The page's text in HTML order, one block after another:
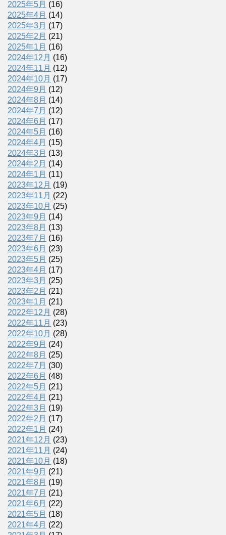
2025年5月 (16)
2025年4月 (14)
2025年3月 (17)
2025年2月 (21)
2025年1月 (16)
2024年12月 (16)
2024年11月 (12)
2024年10月 (17)
2024年9月 (12)
2024年8月 (14)
2024年7月 (12)
2024年6月 (17)
2024年5月 (16)
2024年4月 (15)
2024年3月 (13)
2024年2月 (14)
2024年1月 (11)
2023年12月 (19)
2023年11月 (22)
2023年10月 (25)
2023年9月 (14)
2023年8月 (13)
2023年7月 (16)
2023年6月 (23)
2023年5月 (25)
2023年4月 (17)
2023年3月 (25)
2023年2月 (21)
2023年1月 (21)
2022年12月 (28)
2022年11月 (23)
2022年10月 (28)
2022年9月 (24)
2022年8月 (25)
2022年7月 (30)
2022年6月 (48)
2022年5月 (21)
2022年4月 (21)
2022年3月 (19)
2022年2月 (17)
2022年1月 (24)
2021年12月 (23)
2021年11月 (24)
2021年10月 (18)
2021年9月 (21)
2021年8月 (19)
2021年7月 (21)
2021年6月 (22)
2021年5月 (18)
2021年4月 (22)